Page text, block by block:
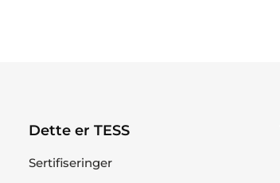
Dette er TESS
Sertifiseringer